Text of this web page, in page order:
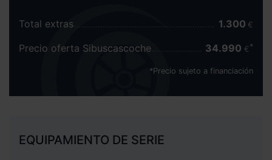
Total extras 1.300 €
Precio oferta Sibuscascoche 34.990 €
*Precio sujeto a financiación
EQUIPAMIENTO DE SERIE